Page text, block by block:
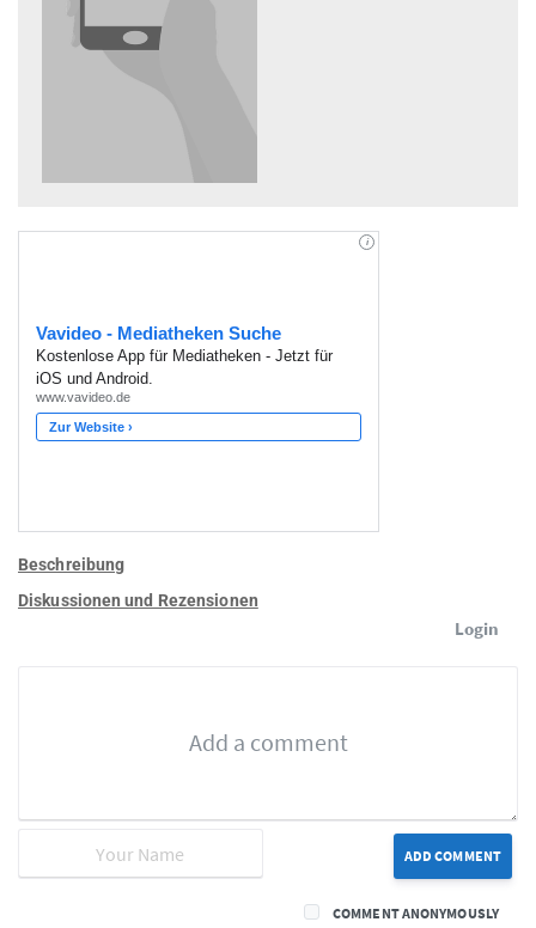
Beschreibung
Diskussionen und Rezensionen
Login
ADD COMMENT
COMMENT ANONYMOUSLY